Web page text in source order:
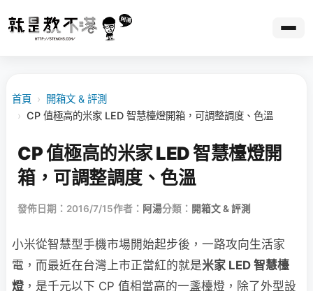
首頁 ›
開箱文 & 評測
› CP 值極高的米家 LED 智慧檯燈開箱，可調整調度、色溫
CP 值極高的米家 LED 智慧檯燈開
箱，可調整調度、色溫
發佈日期：2016/7/15作者： 阿湯分類： 開箱文 & 評測
小米從智慧型手機市場開始起步後，一路攻向生活家
電，而最近在台灣上市正當紅的就是米家 LED 智慧檯
燈 ，是千元以下 CP 值相當高的一盞檯燈，除了外型設